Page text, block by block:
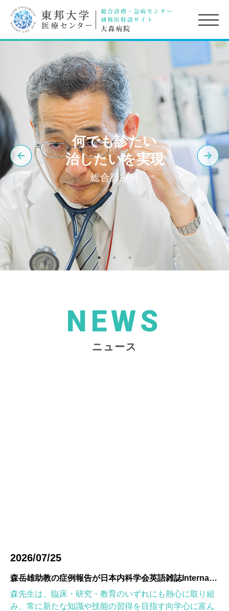
toggle
何でも診たい
治したいを実現
総合診療科
NEWS
ニュース
2026/07/25
森岳雄助教の症例報告が日本内科学会英語雑誌Internal Medicineに掲載されました
森先生は、臨床・研究・教育のいずれにも熱心に取り組
み、常に新たな知識や技能の習得を目指す向学心に富ん